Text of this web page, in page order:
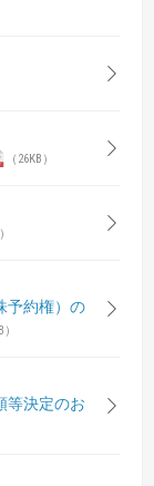
（26KB）
予約権）の
等決定のお